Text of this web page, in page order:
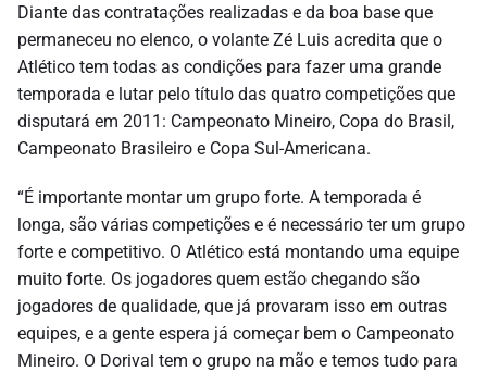
Diante das contratações realizadas e da boa base que
permaneceu no elenco, o volante Zé Luis acredita que o
Atlético tem todas as condições para fazer uma grande
temporada e lutar pelo título das quatro competições que
disputará em 2011: Campeonato Mineiro, Copa do Brasil,
Campeonato Brasileiro e Copa Sul-Americana.
“É importante montar um grupo forte. A temporada é
longa, são várias competições e é necessário ter um grupo
forte e competitivo. O Atlético está montando uma equipe
muito forte. Os jogadores quem estão chegando são
jogadores de qualidade, que já provaram isso em outras
equipes, e a gente espera já começar bem o Campeonato
Mineiro. O Dorival tem o grupo na mão e temos tudo para